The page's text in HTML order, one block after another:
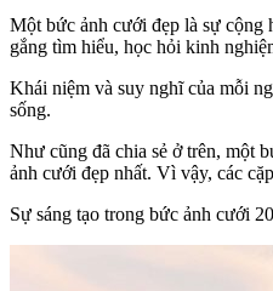
Một bức ảnh cưới đẹp là sự cộng
gắng tìm hiểu, học hỏi kinh
Khái niệm và suy nghĩ của mỗi
sống.
Như cũng đã chia sẻ ở trên, một
ảnh cưới đẹp nhất. Vì vậy, các
Sự sáng tạo trong bức ảnh cưới